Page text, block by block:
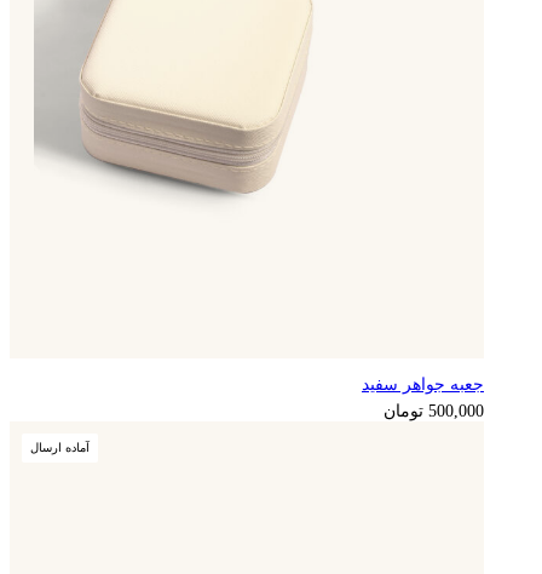
125,000 تومانجعبه جواهر سفید
500,000 تومان
آماده ارسال